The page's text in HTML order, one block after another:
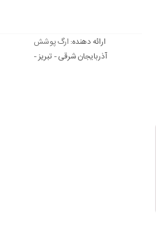
ارائه دهنده: ارگ پوشش
آذربایجان شرقی - تبریز -